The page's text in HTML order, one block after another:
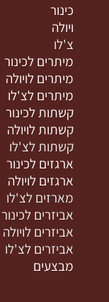
כינור
ויולה
צ'לו
מיתרים לכינור
מיתרים לויולה
מיתרים לצ'לו
קשתות לכינור
קשתות לויולה
קשתות לצ'לו
ארגזים לכינור
ארגזים לויולה
מארזים לצ'לו
אביזרים לכינור
אביזרים לויולה
אביזרים לצ'לו
מבצעים